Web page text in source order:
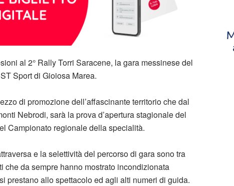
al 2° Rally Torri Saracene, la gara messinese del
Sport di Gioiosa Marea.
di promozione dell’affascinante territorio che dal
Nebrodi, sarà la prova d’apertura stagionale del
Campionato regionale della specialità.
e la selettività del percorso di gara sono tra
da sempre hanno mostrato incondizionata
prestano allo spettacolo ed agli alti numeri di guida.